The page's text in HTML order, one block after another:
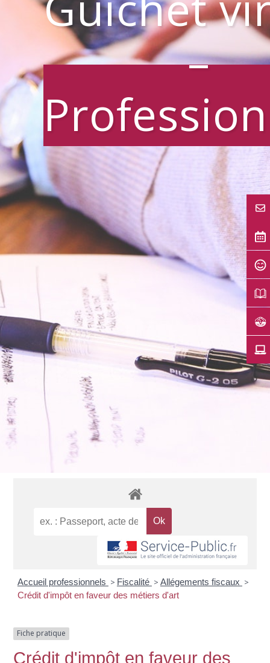
–
Accueil professionnels > Fiscalité > Allégements fiscaux >
Crédit d'impôt en faveur des métiers d'art
Fiche pratique
Crédit d'impôt en faveur des